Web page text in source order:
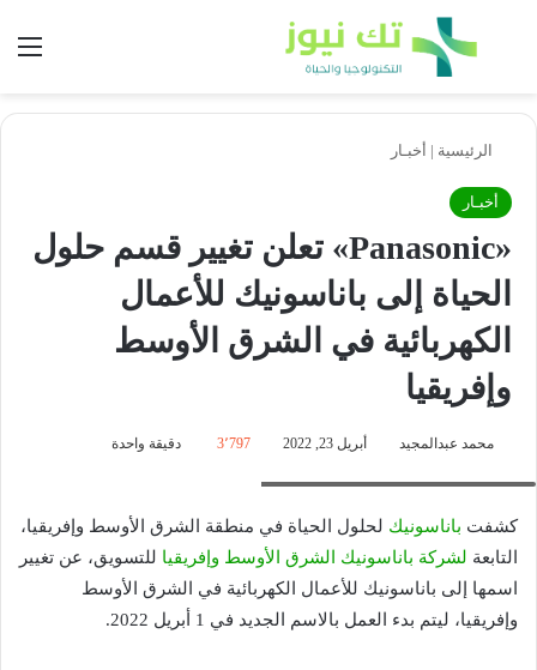
بحث عن
الرئيسية | أخبـار
أخبـار
«Panasonic» تعلن تغيير قسم حلول
الحياة إلى باناسونيك للأعمال
الكهربائية في الشرق الأوسط
وإفريقيا
محمد عبدالمجيد أبريل 23, 2022 3٬797 دقيقة واحدة
كشفت باناسونيك لحلول الحياة في منطقة الشرق الأوسط وإفريقيا،
التابعة لشركة باناسونيك الشرق الأوسط وإفريقيا للتسويق، عن تغيير
اسمها إلى باناسونيك للأعمال الكهربائية في الشرق الأوسط
وإفريقيا، ليتم بدء العمل بالاسم الجديد في 1 أبريل 2022.